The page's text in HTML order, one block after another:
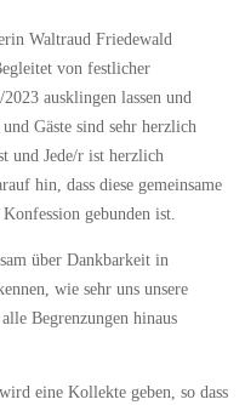
Waltraud Friedewald
von festlicher
ausklingen lassen und
Gäste sind sehr herzlich
und Jede/r ist herzlich
hin, dass diese gemeinsame
gebunden ist.
über Dankbarkeit in
wie sehr uns unsere
Begrenzungen hinaus
eine Kollekte geben, so dass